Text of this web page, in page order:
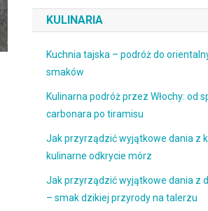
KULINARIA
Kuchnia tajska – podróż do
smaków
Kulinarna podróż przez Włochy: od
carbonara po tiramisu
Jak przyrządzić wyjątkowe dania z
kulinarne odkrycie mórz
Jak przyrządzić wyjątkowe dania z
– smak dzikiej przyrody na talerzu